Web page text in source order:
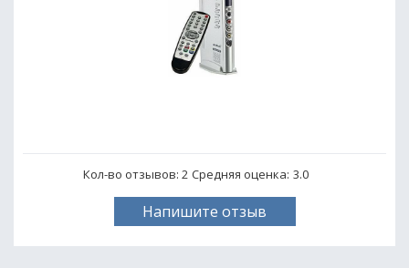
Кол-во отзывов: 2 Средняя оценка: 3.0
Напишите отзыв